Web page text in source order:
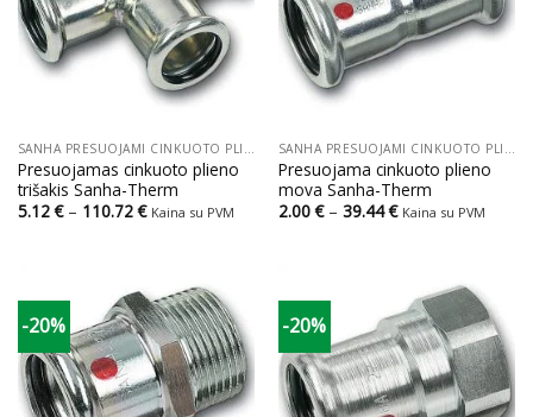
SANHA PRESUOJAMI CINKUOTO PLIENO VAMZDŽIAI IR JUNGTYS
Presuojamas cinkuoto plieno
trišakis Sanha-Therm
5.12€ – 110.72€Price
Kaina su PVM
SANHA PRESUOJAMI CINKUOTO PLIENO VAMZDŽIAI IR JUNGTYS
Presuojama cinkuoto plieno
mova Sanha-Therm
2.00€ – 39.44€Price
Kaina su PVM
-20% -20%